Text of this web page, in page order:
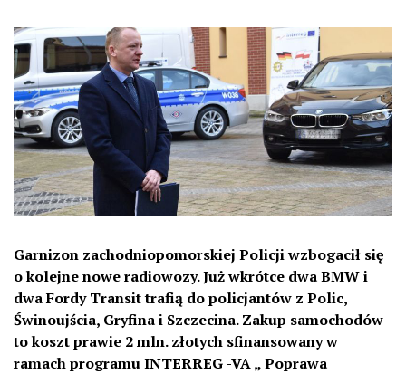
Garnizon zachodniopomorskiej Policji wzbogacił się
o kolejne nowe radiowozy. Już wkrótce dwa BMW i
dwa Fordy Transit trafią do policjantów z Polic,
Świnoujścia, Gryfina i Szczecina. Zakup samochodów
to koszt prawie 2 mln. złotych sfinansowany w
ramach programu INTERREG -VA „ Poprawa